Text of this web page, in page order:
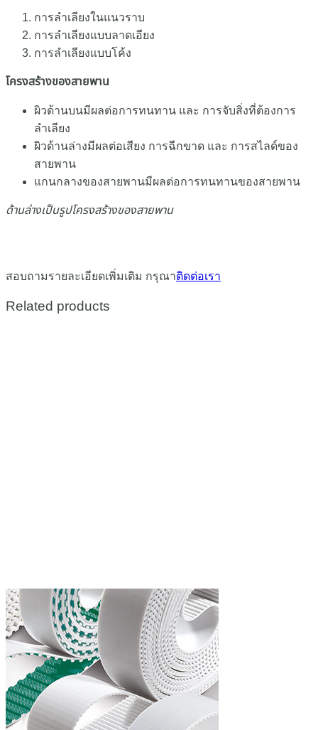
การลำเลียงในแนวราบ
การลำเลียงแบบลาดเอียง
การลำเลียงแบบโค้ง
โครงสร้างของสายพาน
ผิวด้านบนมีผลต่อการทนทาน และ การจับสิ่งที่ต้องการ
ลำเลียง
ผิวด้านล่างมีผลต่อเสียง การฉีกขาด และ การสไลด์ของ
สายพาน
แกนกลางของสายพานมีผลต่อการทนทานของสายพาน
ด้านล่างเป็นรูปโครงสร้างของสายพาน
สอบถามรายละเอียดเพิ่มเติม กรุณาติดต่อเรา
Related products